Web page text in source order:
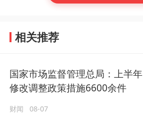
相关推荐
国家市场监督管理总局：上半年
修改调整政策措施6600余件
财闻 08-07